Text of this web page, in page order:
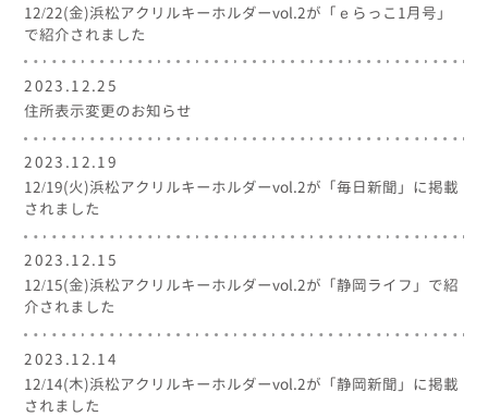
12/22(金)浜松アクリルキーホルダーvol.2が「ｅらっこ1月号」
で紹介されました
2023.12.25
住所表示変更のお知らせ
2023.12.19
12/19(火)浜松アクリルキーホルダーvol.2が「毎日新聞」に掲載
されました
2023.12.15
12/15(金)浜松アクリルキーホルダーvol.2が「静岡ライフ」で紹
介されました
2023.12.14
12/14(木)浜松アクリルキーホルダーvol.2が「静岡新聞」に掲載
されました